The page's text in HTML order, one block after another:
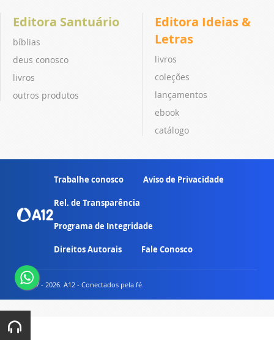
Editora Santuário
bíblias
deus conosco
livros
outros produtos
Editora Ideias &
Letras
livros
coleções
lançamentos
ebook
catálogo
Trabalhe conosco Aviso de Privacidade
Rel. de Transparência
Programa de Integridade
Direitos Autorais Fale Conosco
© 2007 - 2026. A12 - Conectados pela fé.